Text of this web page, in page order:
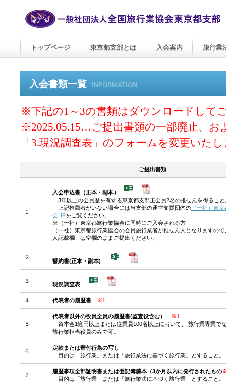
入会書類一覧 INFORMATION
※下記の1～3の書類はダウンロードして
※2025.05.15…ご提出書類の一部廃止、お
「3.現況調査表」のフォームを変更いた
ご提出書類
１
入会申込書（正本・副本）
3年以上の会員歴を有する東京都支部正会員2名の推せんを得ること
上記推薦者がいない場合には当支部の運営支援団体の （一社）東
会HPをご覧ください。
※（一社）東京都旅行業協会に同時にご入会される方
（一社）東京都旅行業協会の会員旅行業者が推せん人となりますの
人記載欄」は空欄のままご提出ください。
２
誓約書(正本・副本)
３
現況調査表
４ 代表者の履歴書 ※1
５
代表者以外の役員全員の履歴書(監査役含む）
※1
資本金1億円以上または従業員100名以上において、 旅行業専業で
旅行業担当役員のみで可。
６
定款または寄付行為の写し
目的は「旅行業」または「旅行業法に基づく旅行業」とすること。
７
履歴事項全部証明書または登記簿謄本（3か月以内に発行されたもの
目的は「旅行業」または「旅行業法に基づく旅行業」とすること。
トップページ 東京都支部とは 入会案内 旅行業